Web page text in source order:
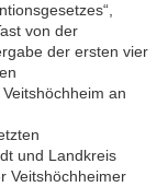
von der
der ersten vier
an
und Landkreis
Veitshöchheimer